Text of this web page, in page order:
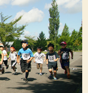
ー
を
表
示